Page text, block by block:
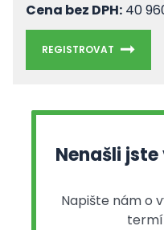
Cena bez DPH: 40
REGISTROVAT
Nenašli
Napište nám o